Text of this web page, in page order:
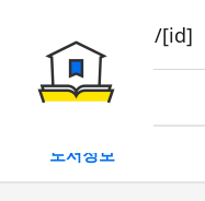
book/rent/[id]
대여
도서정보